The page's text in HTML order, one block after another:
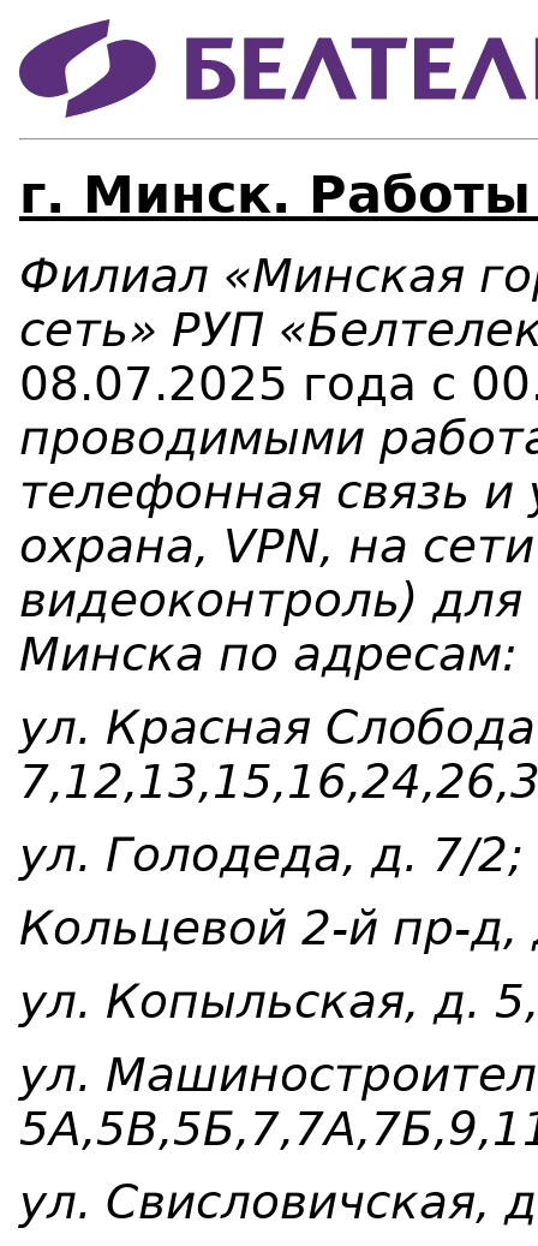
г. Минск. Работы
Филиал «Минская
сеть» РУП
08.07.2025 года с
проводимыми
телефонная связь
охрана, VPN, на
видеоконтроль)
Минска по адресам:
ул. Красная
ул. Голодеда, д. 7/2;
Кольцевой 2-й пр-д,
ул. Копыльская, д.
ул.
ул. Свисловичская,